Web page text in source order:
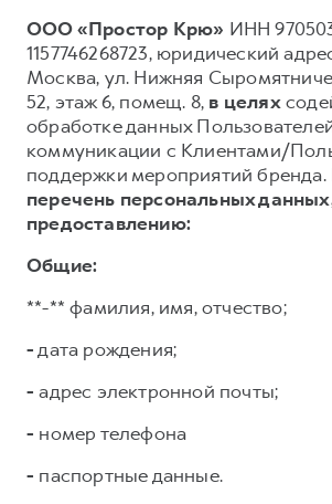
ООО «Простор Крю» ИНН
1157746268723, юридический
Москва, ул. Нижняя
52, этаж 6, помещ. 8, в целях
обработке данных
коммуникации с Клиентами/
поддержки мероприятий бренда.
перечень персональных
предоставлению:
Общие:
**-** фамилия, имя, отчество;
-дата рождения;
- адрес электронной почты;
- номер телефона
- паспортные данные.